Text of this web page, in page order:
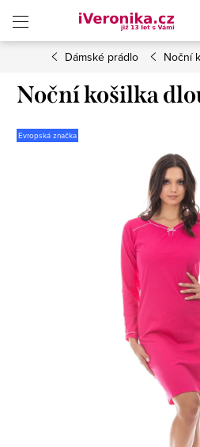
obsah
Dámské prádlo Noční
Noční košilka
Evropská značka